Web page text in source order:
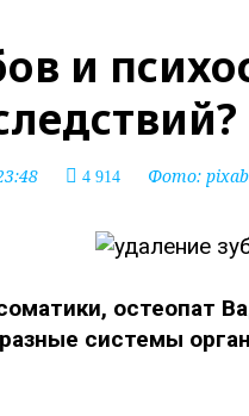
и
4 914 Фото:
остеопат
системы